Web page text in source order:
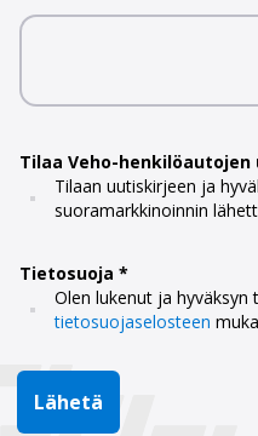
Tilaa Veho-
Tilaan uutiskirjeen ja
suoramarkkinoinnin
Tietosuoja
Olen lukenut ja hyväksyn
tietosuojaselosteen
Lähetä